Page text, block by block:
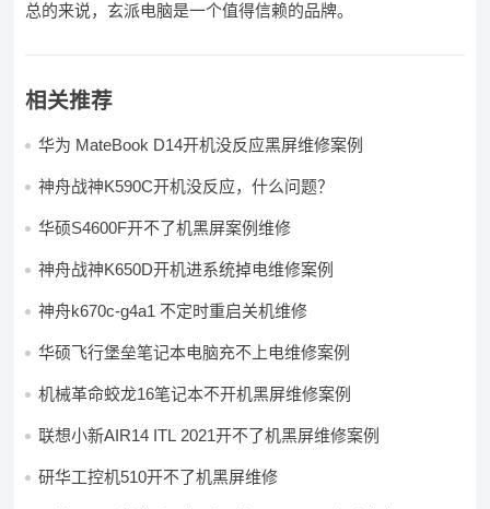
总的来说，玄派电脑是一个值得信赖的品牌。
相关推荐
华为 MateBook D14开机没反应黑屏维修案例
神舟战神K590C开机没反应，什么问题？
华硕S4600F开不了机黑屏案例维修
神舟战神K650D开机进系统掉电维修案例
神舟k670c-g4a1 不定时重启关机维修
华硕飞行堡垒笔记本电脑充不上电维修案例
机械革命蛟龙16笔记本不开机黑屏维修案例
联想小新AIR14 ITL 2021开不了机黑屏维修案例
研华工控机510开不了机黑屏维修